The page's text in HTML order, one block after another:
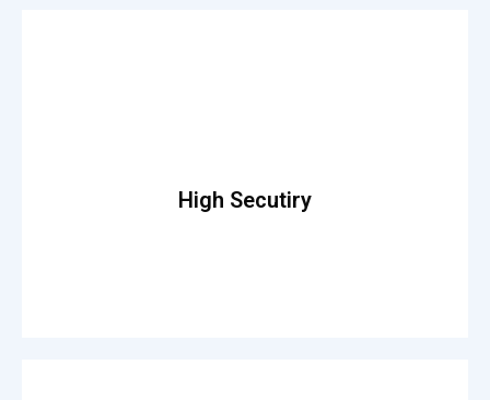
High Secutiry
Fusce luctus odio ac nibh luctus, in porttitor